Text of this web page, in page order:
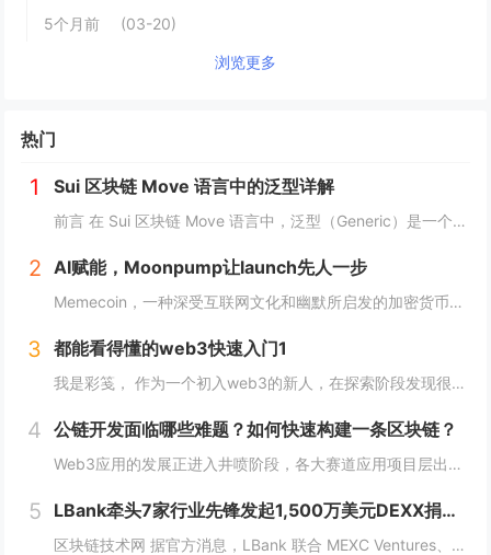
5个月前
(03-20)
浏览更多
热门
1 Sui 区块链 Move 语言中的泛型详解
前言 在 Sui 区块链 Move 语言中，泛型（Generic）是一个强大的工具，它允许开发者在编写代码时进行类型或属性的抽象替代。这种抽象极大地提高了代码的灵活性，减少了重复逻辑，并提升了代码的可扩展性。本文将深入探讨 Move 中的...
2 AI赋能，Moonpump让launch先人一步
Memecoin，一种深受互联网文化和幽默所启发的加密货币，近段时间在加密市场中掀起了"meme热“。 只需在社交网络上稍微浏览，就会发现各种meme（迷因），让整个页面变得活泼有趣。这些迷因通过嘲讽和揶揄的方式，轻松地对一些严肃话题进行调...
3 都能看得懂的web3快速入门1
我是彩笺， 作为一个初入web3的新人，在探索阶段发现很多概念、工具都需要花费一定的时间和精力，才能了解到其在web3中所代表的含义。 概念上；像是去中心化、区块链、智能合约... 工具上：钱包、私钥、跨链桥... 在看到web3相...
4 公链开发面临哪些难题？如何快速构建一条区块链？
Web3应用的发展正进入井喷阶段，各大赛道应用项目层出不穷，同时公链赛道也在稳步增长，据Coingecko数据显示，目前收录的L1和L2项目已经超过7000个，这里面不仅有做基础设施的L1，还有许多专注于业务的应用链。公链的发展已不局限于基...
5 LBank牵头7家行业先锋发起1,500万美元DEXX捐赠计划
区块链技术网 据官方消息，LBank 联合 MEXC Ventures、HashKey Capital、SevenX Ventures、Mask Network 等共同发起了对 DEXX 的 1,500 万美元捐赠计划，该计划将为...